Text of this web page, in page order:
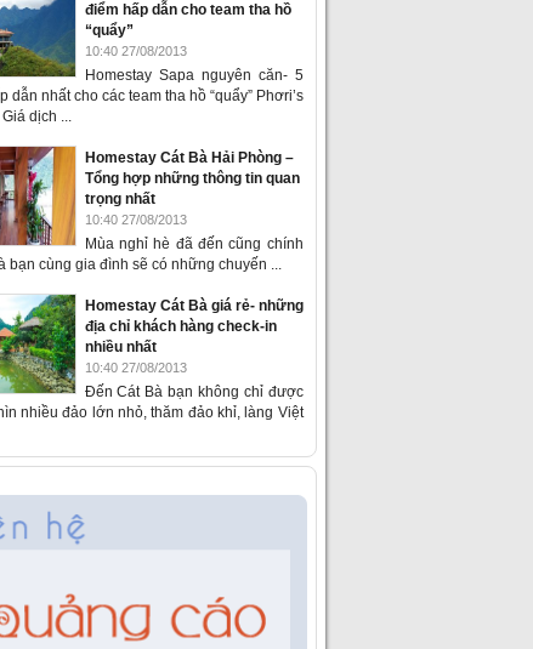
điểm hấp dẫn cho team tha hồ
“quẩy”
10:40 27/08/2013
Homestay Sapa nguyên căn- 5
dẫn nhất cho các team tha hồ “quẩy” Phơri’s
dịch ...
Homestay Cát Bà Hải Phòng –
Tổng hợp những thông tin quan
trọng nhất
10:40 27/08/2013
Mùa nghỉ hè đã đến cũng chính
bạn cùng gia đình sẽ có những chuyến ...
Homestay Cát Bà giá rẻ- những
địa chỉ khách hàng check-in
nhiều nhất
10:40 27/08/2013
Đến Cát Bà bạn không chỉ được
nhiều đảo lớn nhỏ, thăm đảo khỉ, làng Việt